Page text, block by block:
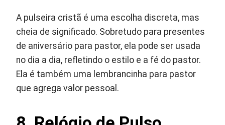
A pulseira cristã é uma escolha discreta, mas
cheia de significado. Sobretudo para presentes
de aniversário para pastor, ela pode ser usada
no dia a dia, refletindo o estilo e a fé do pastor.
Ela é também uma lembrancinha para pastor
que agrega valor pessoal.